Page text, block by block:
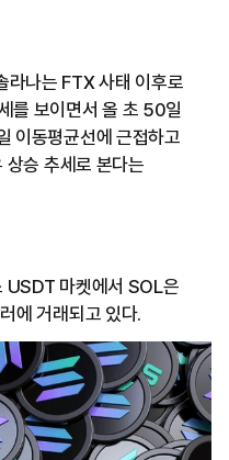
라나는 FTX 사태 이후로
를 보이면서 올 초 50일
이동평균선에 근접하고
승 추세로 본다는
USDT 마켓에서 SOL은
에 거래되고 있다.